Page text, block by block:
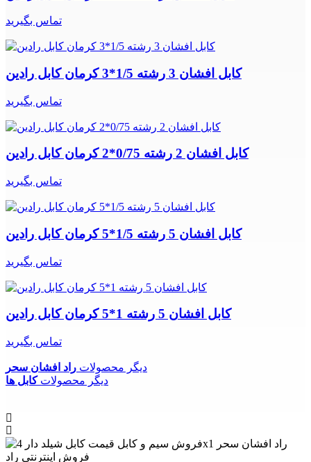
تماس بگیرید
کابل افشان 3 رشته 1/5*3 کرمان کابل رادین
تماس بگیرید
کابل افشان 2 رشته 0/75*2 کرمان کابل رادین
تماس بگیرید
کابل افشان 5 رشته 1/5*5 کرمان کابل رادین
تماس بگیرید
کابل افشان 5 رشته 1*5 کرمان کابل رادین
تماس بگیرید
دیگر محصولات راد افشان سحر
دیگر محصولاتکابل ها